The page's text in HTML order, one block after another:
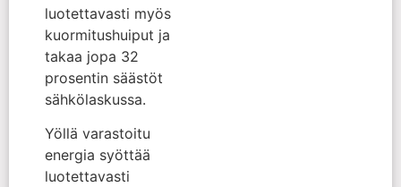
luotettavasti myös
kuormitushuiput ja
takaa jopa 32
prosentin säästöt
sähkölaskussa.
Yöllä varastoitu
energia syöttää
luotettavasti